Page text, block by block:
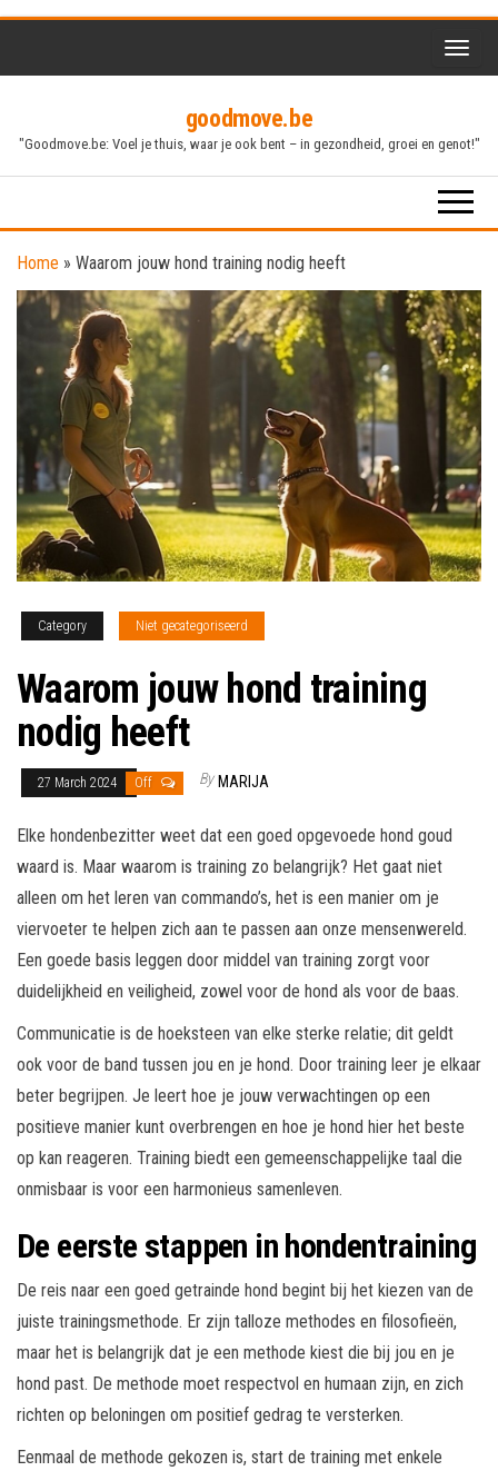
goodmove.be
"Goodmove.be: Voel je thuis, waar je ook bent – in gezondheid, groei en genot!"
Home » Waarom jouw hond training nodig heeft
Category Niet gecategoriseerd
Waarom jouw hond training
nodig heeft
27 March 2024 Off By MARIJA
Elke hondenbezitter weet dat een goed opgevoede hond goud
waard is. Maar waarom is training zo belangrijk? Het gaat niet
alleen om het leren van commando’s, het is een manier om je
viervoeter te helpen zich aan te passen aan onze mensenwereld.
Een goede basis leggen door middel van training zorgt voor
duidelijkheid en veiligheid, zowel voor de hond als voor de baas.
Communicatie is de hoeksteen van elke sterke relatie; dit geldt
ook voor de band tussen jou en je hond. Door training leer je elkaar
beter begrijpen. Je leert hoe je jouw verwachtingen op een
positieve manier kunt overbrengen en hoe je hond hier het beste
op kan reageren. Training biedt een gemeenschappelijke taal die
onmisbaar is voor een harmonieus samenleven.
De eerste stappen in hondentraining
De reis naar een goed getrainde hond begint bij het kiezen van de
juiste trainingsmethode. Er zijn talloze methodes en filosofieën,
maar het is belangrijk dat je een methode kiest die bij jou en je
hond past. De methode moet respectvol en humaan zijn, en zich
richten op beloningen om positief gedrag te versterken.
Eenmaal de methode gekozen is, start de training met enkele